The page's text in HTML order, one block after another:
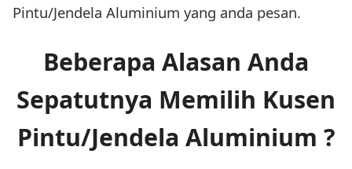
Pintu/Jendela Aluminium yang anda pesan.
Beberapa Alasan Anda
Sepatutnya Memilih Kusen
Pintu/Jendela Aluminium ?